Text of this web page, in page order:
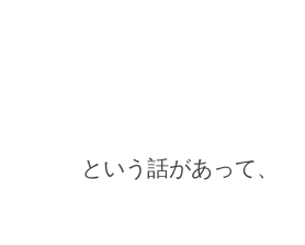
という話があって、